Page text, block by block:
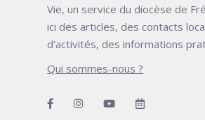
Vie, un service du diocèse de
ici des articles, des contacts
d'activités, des informations
Qui sommes-nous ?